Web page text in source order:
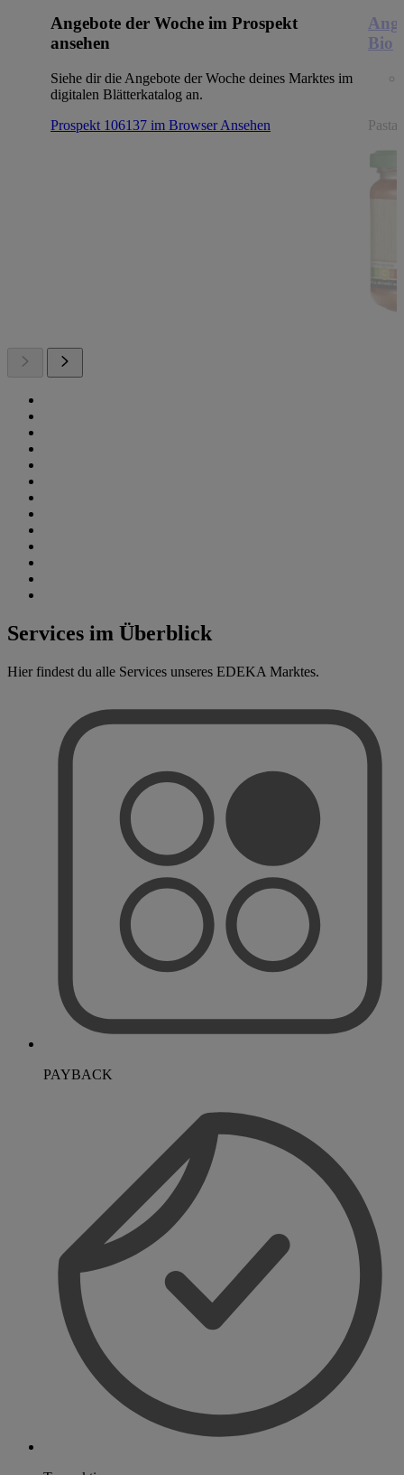
Angebote der Woche im Prospekt
ansehen
Siehe dir die Angebote der Woche deines Marktes im
digitalen Blätterkatalog an.
Prospekt 106137 im BrowserAnsehen
Bio
Services im Überblick
Hier findest du alle Services unseres EDEKA Marktes.
PAYBACK